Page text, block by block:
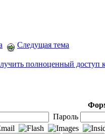
Следущая тема
полноценный доступ
Пароль